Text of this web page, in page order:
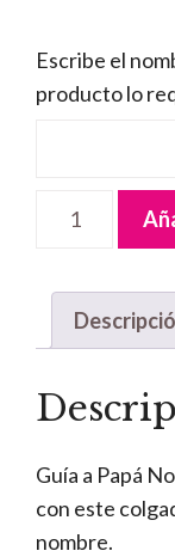
Escribe el
producto lo
Colgador
Noel
Guía a Papá
con este
nombre.